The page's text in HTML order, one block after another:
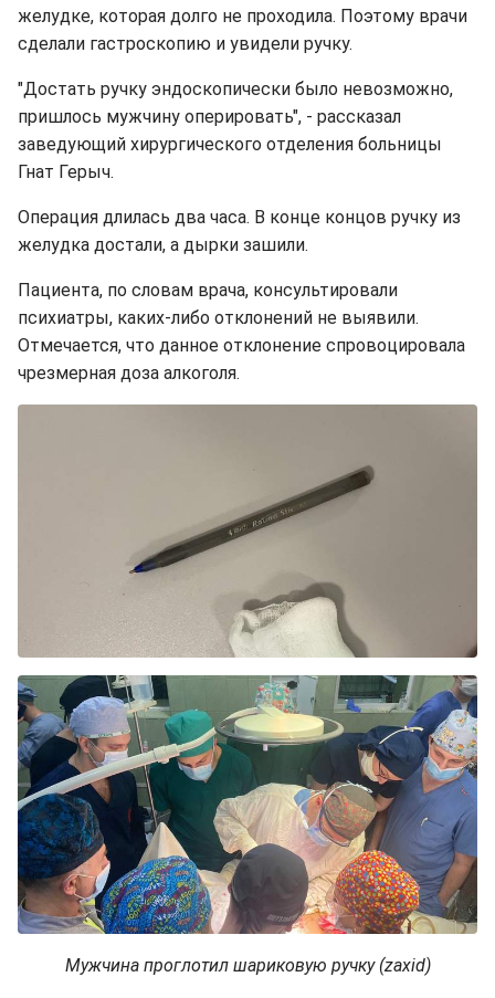
желудке, которая долго не проходила. Поэтому врачи
сделали гастроскопию и увидели ручку.
"Достать ручку эндоскопически было невозможно,
пришлось мужчину оперировать", - рассказал
заведующий хирургического отделения больницы
Гнат Герыч.
Операция длилась два часа. В конце концов ручку из
желудка достали, а дырки зашили.
Пациента, по словам врача, консультировали
психиатры, каких-либо отклонений не выявили.
Отмечается, что данное отклонение спровоцировала
чрезмерная доза алкоголя.
Мужчина проглотил шариковую ручку (zaxid)